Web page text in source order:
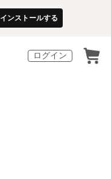
インストールする
ログイン